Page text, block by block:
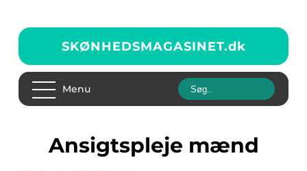
SKØNHEDSMAGASINET.dk
Menu
ansigtspleje mænd